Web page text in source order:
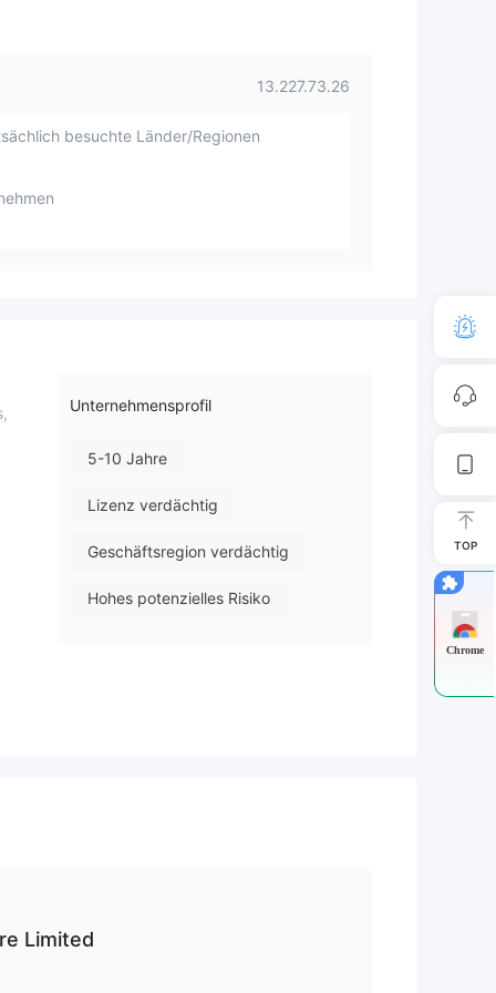
13.227.73.26
besuchte Länder/Regionen
Unternehmensprofil
5-10 Jahre
Lizenz verdächtig
Geschäftsregion verdächtig
Hohes potenzielles Risiko
Limited
TOP
Chrome